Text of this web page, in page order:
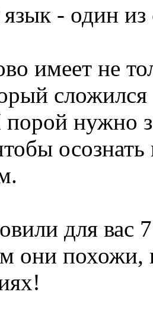
- один
имеет не
нужно
для вас
они похожи,